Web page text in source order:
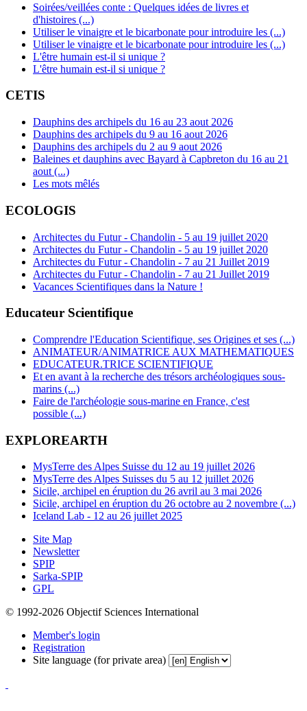
Soirées/veillées conte : Quelques idées de livres et
d'histoires (...)
Utiliser le vinaigre et le bicarbonate pour introduire les (...)
Utiliser le vinaigre et le bicarbonate pour introduire les (...)
L'être humain est-il si unique ?
L'être humain est-il si unique ?
CETIS
Dauphins des archipels du 16 au 23 aout 2026
Dauphins des archipels du 9 au 16 aout 2026
Dauphins des archipels du 2 au 9 aout 2026
Baleines et dauphins avec Bayard à Capbreton du 16 au 21
aout (...)
Les mots mêlés
ECOLOGIS
Architectes du Futur - Chandolin - 5 au 19 juillet 2020
Architectes du Futur - Chandolin - 5 au 19 juillet 2020
Architectes du Futur - Chandolin - 7 au 21 Juillet 2019
Architectes du Futur - Chandolin - 7 au 21 Juillet 2019
Vacances Scientifiques dans la Nature !
Educateur Scientifique
Comprendre l'Education Scientifique, ses Origines et ses (...)
ANIMATEUR/ANIMATRICE AUX MATHEMATIQUES
EDUCATEUR.TRICE SCIENTIFIQUE
Et en avant à la recherche des trésors archéologiques sous-
marins (...)
Faire de l'archéologie sous-marine en France, c'est
possible (...)
EXPLOREARTH
MysTerre des Alpes Suisse du 12 au 19 juillet 2026
MysTerre des Alpes Suisses du 5 au 12 juillet 2026
Sicile, archipel en éruption du 26 avril au 3 mai 2026
Sicile, archipel en éruption du 26 octobre au 2 novembre (...)
Iceland Lab - 12 au 26 juillet 2025
Site Map
Newsletter
SPIP
Sarka-SPIP
GPL
© 1992-2026 Objectif Sciences International
Member's login
Registration
Site language (for private area)